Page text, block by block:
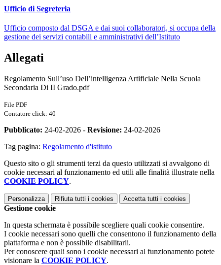
Ufficio di Segreteria
Ufficio composto dal DSGA e dai suoi collaboratori, si occupa della
gestione dei servizi contabili e amministrativi dell’Istituto
Allegati
Regolamento Sull’uso Dell’intelligenza Artificiale Nella Scuola
Secondaria Di II Grado.pdf
File PDF
Contatore click: 40
Pubblicato: 24-02-2026 - Revisione: 24-02-2026
Tag pagina: Regolamento d'istituto
Questo sito o gli strumenti terzi da questo utilizzati si avvalgono di
cookie necessari al funzionamento ed utili alle finalità illustrate nella
COOKIE POLICY.
Personalizza Rifiuta tutti i cookies Accetta tutti i cookies
Gestione cookie
In questa schermata è possibile scegliere quali cookie consentire.
I cookie necessari sono quelli che consentono il funzionamento della
piattaforma e non è possibile disabilitarli.
Per conoscere quali sono i cookie necessari al funzionamento potete
visionare la COOKIE POLICY.